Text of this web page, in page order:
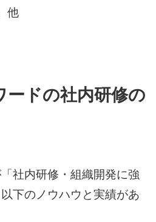
他
ードの社内研修の
社内研修・組織開発に強
下のノウハウと実績があ